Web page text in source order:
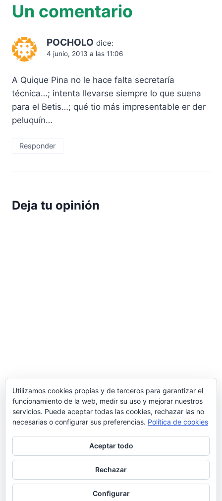
Un comentario
POCHOLO dice:
4 junio, 2013 a las 11:06
A Quique Pina no le hace falta secretaría
técnica…; intenta llevarse siempre lo que suena
para el Betis…; qué tio más impresentable er der
peluquín…
Responder
Deja tu opinión
© 2026 Manquepierda - Tema para WordPress
porKadence WP
Utilizamos cookies propias y de terceros para garantizar el
funcionamiento de la web, medir su uso y mejorar nuestros
servicios. Puede aceptar todas las cookies, rechazar las no
necesarias o configurar sus preferencias. Política de cookies
Aceptar todo
Rechazar
Configurar